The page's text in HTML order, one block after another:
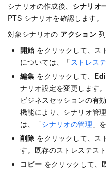
シナリオの作成後、 シナリオ
PTS シナリオを確認します。
対象シナリオの アクション
開始 をクリックして、ス
については、「 ストレス
編集 をクリックして、
ナリオ設定を変更します
ビジネスセッションの有
機能により、シナリオ管
は、「シナリオの管理 」
削除 をクリックして、ス
す。既存のストレステス
コピー をクリックして、